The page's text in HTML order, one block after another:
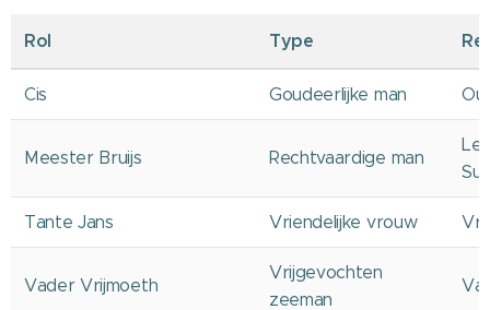
Rol Type
Cis Goudeerlijke man
Meester Bruijs Rechtvaardige man
Tante Jans Vriendelijke vrouw
Vader Vrijmoeth
Vrijgevochten
zeeman